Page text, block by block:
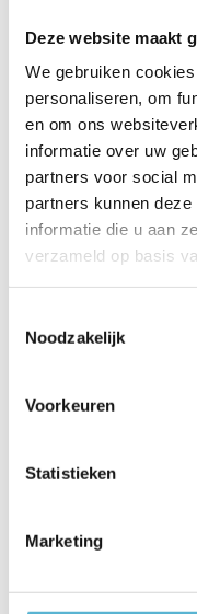
Deze website maakt
We gebruiken
personaliseren, om
en om ons
informatie over uw
partners voor social
partners kunnen
informatie die u aan
verzameld op basis
Noodzakelijk
Voorkeuren
Statistieken
Marketing
EAN
Leverancier
Breedte
Toon meer
Vergelijk Delen